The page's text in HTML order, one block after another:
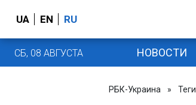
UA EN RU
СБ, 08 АВГУСТА НОВОСТИ
РБК-Украина » Теги